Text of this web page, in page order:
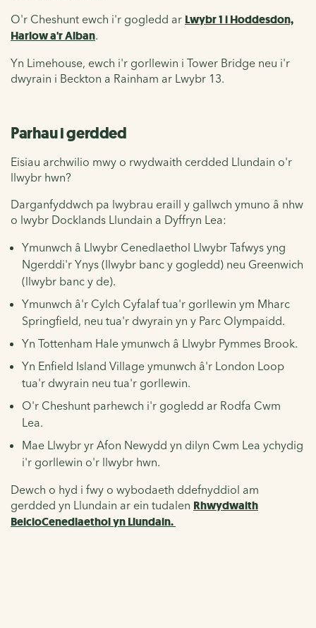
O'r Cheshunt ewch i'r gogledd ar Lwybr 1 i Hoddesdon,
Harlow a'r Alban.
Yn Limehouse, ewch i'r gorllewin i Tower Bridge neu i'r
dwyrain i Beckton a Rainham ar Lwybr 13.
Parhau i gerdded
Eisiau archwilio mwy o rwydwaith cerdded Llundain o'r
llwybr hwn?
Darganfyddwch pa lwybrau eraill y gallwch ymuno â nhw
o lwybr Docklands Llundain a Dyffryn Lea:
Ymunwch â Llwybr Cenedlaethol Llwybr Tafwys yng
Ngerddi'r Ynys (llwybr banc y gogledd) neu Greenwich
(llwybr banc y de).
Ymunwch â'r Cylch Cyfalaf tua'r gorllewin ym Mharc
Springfield, neu tua'r dwyrain yn y Parc Olympaidd.
Yn Tottenham Hale ymunwch â Llwybr Pymmes Brook.
Yn Enfield Island Village ymunwch â'r London Loop
tua'r dwyrain neu tua'r gorllewin.
O'r Cheshunt parhewch i'r gogledd ar Rodfa Cwm
Lea.
Mae Llwybr yr Afon Newydd yn dilyn Cwm Lea ychydig
i'r gorllewin o'r llwybr hwn.
Dewch o hyd i fwy o wybodaeth ddefnyddiol am
gerdded yn Llundain ar ein tudalen Rhwydwaith
BeicioCenedlaethol yn Llundain.